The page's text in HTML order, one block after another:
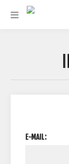
E-MAIL: